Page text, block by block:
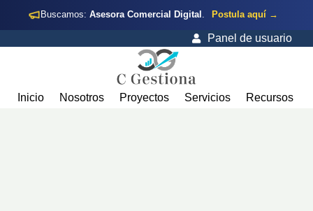
Buscamos: Asesora Comercial Digital . Postula aquí →
Panel de usuario
Inicio Nosotros Proyectos Servicios Recursos